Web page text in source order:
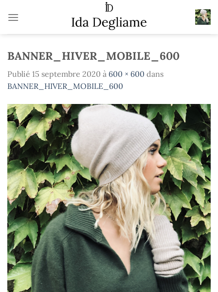
BANNER_HIVER_MOBILE_600
Publié 15 septembre 2020 à 600 × 600 dans
BANNER_HIVER_MOBILE_600